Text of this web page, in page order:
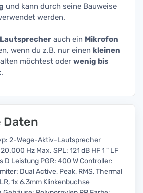
und kann durch seine Bauweise
werden.
Lautsprecher auch ein Mikrofon
wenn du z.B. nur einen kleinen
möchtest oder wenig bis
.
Daten
2-Wege-Aktiv-Lautsprecher
Hz Max. SPL: 121 dB HF 1 " LF
D Leistung PGR: 400 W Controller:
Dual Active, Peak, RMS, Thermal
1x 6.3mm Klinkenbuchse